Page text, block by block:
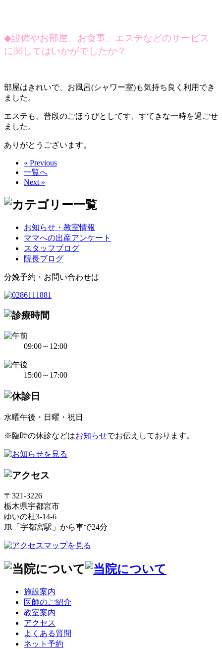
◆設備やお部屋、お食事、エステなどのサービス
に関してはいかがでしたか？
部屋はきれいで、お風呂(シャワー室)も気持ち良く利用でき
ました。
エステも、普段のごほうびとしてす、すてきな一時を過ごせ
ました。
ありがとうございます。
« Previous
一覧へ
Next »
お知らせ・教室情報
ママへの出産アンケート
スタッフブログ
院長ブログ
分娩予約・お問い合わせは
09:00～12:00
15:00～17:00
水曜午後・日曜・祝日
※臨時の休診などはお知らせでお伝えしております。
〒321-3226
栃木県宇都宮市
ゆいの杜3-14-6
JR「宇都宮駅」から車で24分
施設案内
医師のご紹介
教室案内
アクセス
よくある質問
ネット予約